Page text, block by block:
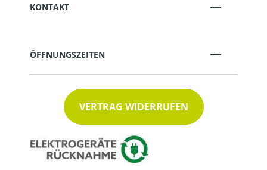
KONTAKT
ÖFFNUNGSZEITEN
VERTRAG WIDERRUFEN